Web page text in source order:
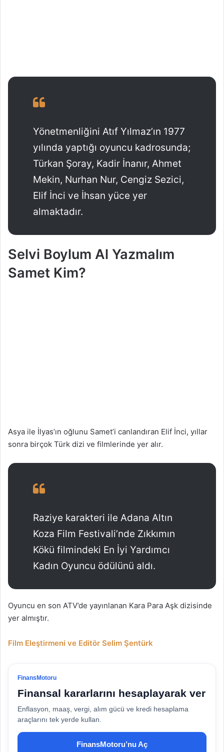
Yönetmenliğini Atıf Yılmaz’ın 1977
yılında yaptığı oyuncu kadrosunda;
Türkan Şoray, Kadir İnanır, Ahmet
Mekin, Nurhan Nur, Cengiz Sezici,
Elif İnci ve İhsan yüce yer
almaktadır.
Selvi Boylum Al Yazmalım
Samet Kim?
Asya ile İlyas’ın oğlunu Samet’i canlandıran Elif İnci, yıllar
sonra birçok Türk dizi ve filmlerinde yer alır.
Raziye karakteri ile Adana Altın
Koza Film Festivali’nde Zıkkımın
Kökü filmindeki En İyi Yardımcı
Kadın Oyuncu ödülünü aldı.
Oyuncu en son ATV’de yayınlanan Kara Para Aşk dizisinde
yer almıştır.
Film Eleştirmeni ve Editör Selim Şentürk
FinansMotoru
Finansal kararlarını hesaplayarak ver
Enflasyon, maaş, vergi, alım gücü ve kredi hesaplama
araçlarını tek yerde kullan.
FinansMotoru’nu Aç